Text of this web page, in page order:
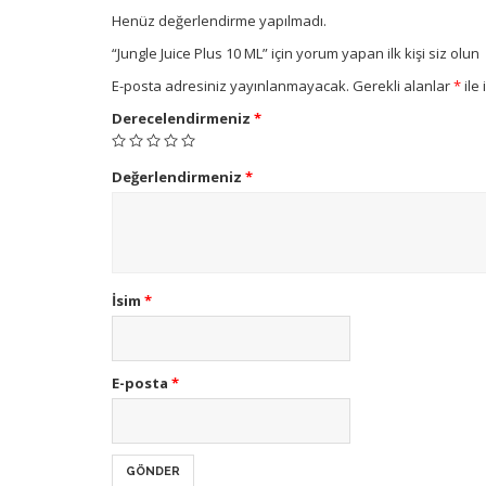
Henüz değerlendirme yapılmadı.
“Jungle Juice Plus 10 ML” için yorum yapan ilk kişi siz olun
E-posta adresiniz yayınlanmayacak. Gerekli alanlar*ile
Derecelendirmeniz *
Değerlendirmeniz *
İsim *
E-posta *